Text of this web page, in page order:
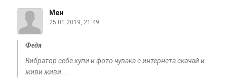
Мен
25.01.2019, 21:49
Федя
Вибратор себе купи и фото чувака с интернета скачай и
живи живи....